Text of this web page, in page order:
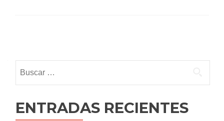
navigation
ENTRADAS RECIENTES